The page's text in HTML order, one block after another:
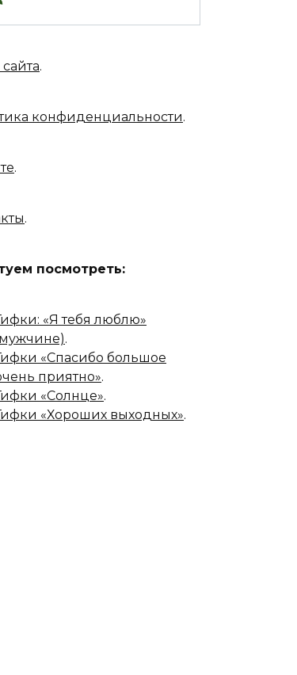
сайта.
конфиденциальности.
.
.
посмотреть:
«Я тебя люблю»
.
«Спасибо большое
приятно».
«‎Солнце».
«Хороших выходных».